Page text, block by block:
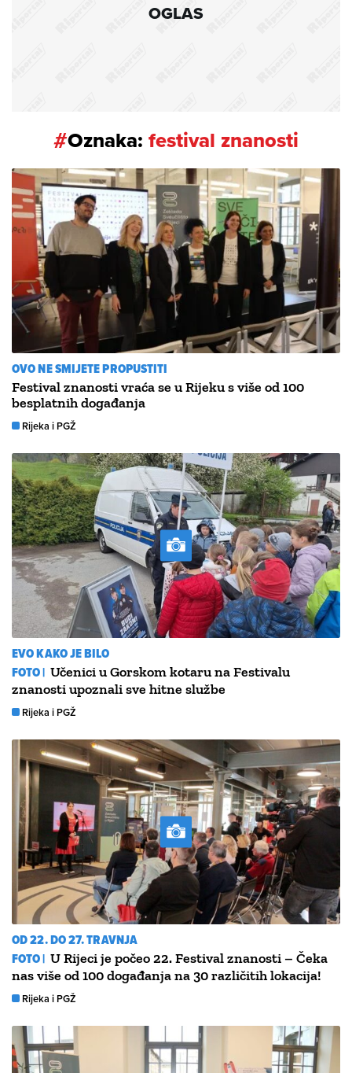
OGLAS
#Oznaka: festival znanosti
OVO NE SMIJETE PROPUSTITI
Festival znanosti vraća se u Rijeku s više od 100
besplatnih događanja
Rijeka i PGŽ
EVO KAKO JE BILO
FOTO | Učenici u Gorskom kotaru na Festivalu
znanosti upoznali sve hitne službe
Rijeka i PGŽ
OD 22. DO 27. TRAVNJA
FOTO | U Rijeci je počeo 22. Festival znanosti – Čeka
nas više od 100 događanja na 30 različitih lokacija!
Rijeka i PGŽ